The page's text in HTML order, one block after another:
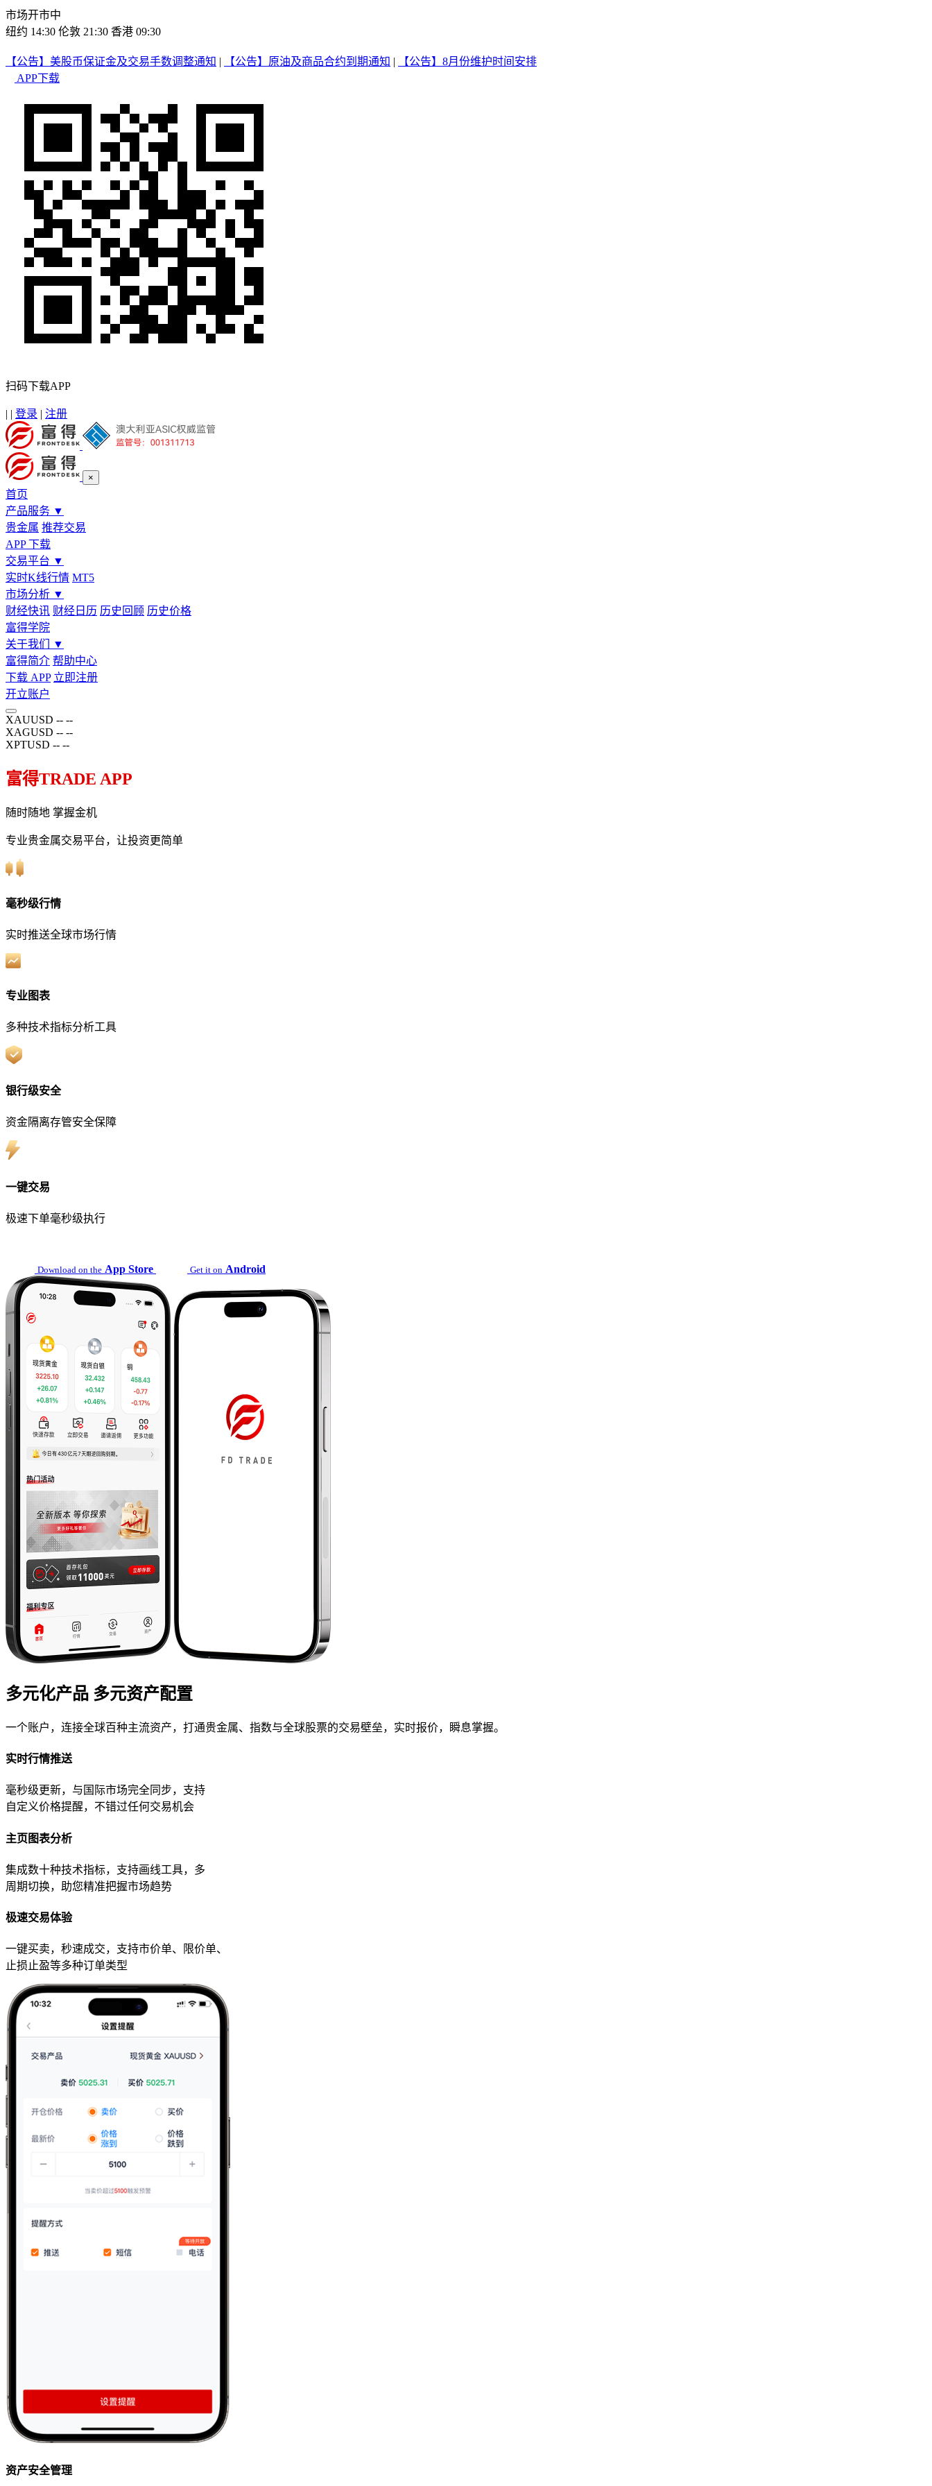
市场开市中
纽约 14:30 伦敦 21:30 香港 09:30
【公告】美股币保证金及交易手数调整通知 | 【公告】原油及商品合约到期通知 |
【公告】8月份维护时间安排
APP下载
扫码下载APP
| | 登录 | 注册
×
首页
产品服务 ▼
贵金属 推荐交易
APP 下载
交易平台 ▼
实时K线行情 MT5
市场分析 ▼
财经快讯 财经日历 历史回顾 历史价格
富得学院
关于我们
▼
富得简介 帮助中心
下载 APP 立即注册
开立账户
XAUUSD -- --
XAGUSD -- --
XPTUSD -- --
富得TRADE APP
随时随地 掌握金机
专业贵金属交易平台，让投资更简单
毫秒级行情
实时推送全球市场行情
专业图表
多种技术指标分析工具
银行级安全
资金隔离存管安全保障
一键交易
极速下单毫秒级执行
Download on the App Store Get it on Android
多元化产品 多元资产配置
一个账户，连接全球百种主流资产，打通贵金属、指数与全球股票的交易壁垒，实时报价，瞬息掌握。
实时行情推送
毫秒级更新，与国际市场完全同步，支持
自定义价格提醒，不错过任何交易机会
主页图表分析
集成数十种技术指标，支持画线工具，多
周期切换，助您精准把握市场趋势
极速交易体验
一键买卖，秒速成交，支持市价单、限价单、
止损止盈等多种订单类型
资产安全管理